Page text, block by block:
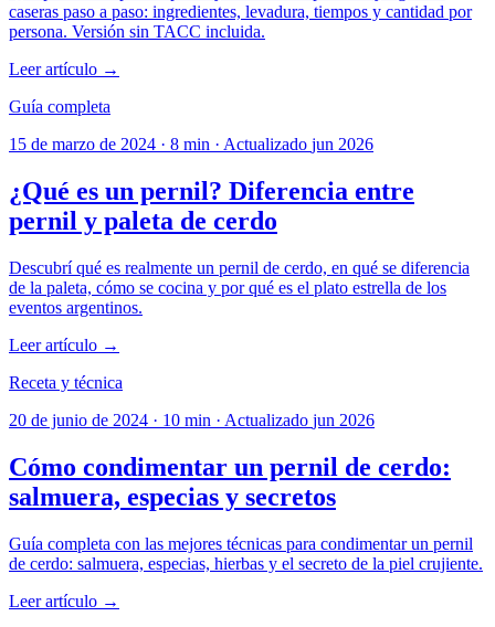
caseras paso a paso: ingredientes, levadura, tiempos y cantidad por
persona. Versión sin TACC incluida.
Leer artículo →
Guía completa
15 de marzo de 2024 · 8 min · Actualizado jun 2026
¿Qué es un pernil? Diferencia entre
pernil y paleta de cerdo
Descubrí qué es realmente un pernil de cerdo, en qué se diferencia
de la paleta, cómo se cocina y por qué es el plato estrella de los
eventos argentinos.
Leer artículo →
Receta y técnica
20 de junio de 2024 · 10 min · Actualizado jun 2026
Cómo condimentar un pernil de cerdo:
salmuera, especias y secretos
Guía completa con las mejores técnicas para condimentar un pernil
de cerdo: salmuera, especias, hierbas y el secreto de la piel crujiente.
Leer artículo →